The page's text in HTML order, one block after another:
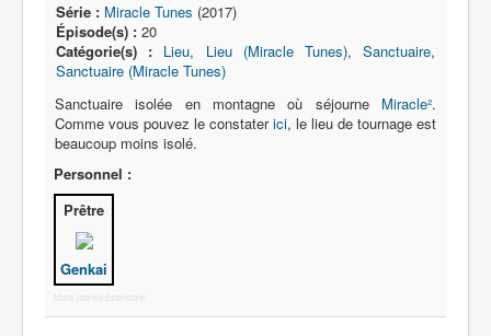
Série : Miracle Tunes (2017)
Épisode(s) : 20
Catégorie(s) : Lieu, Lieu (Miracle Tunes),Sanctuaire,
Sanctuaire (Miracle Tunes)
Sanctuaire isolée en montagne où séjourne Miracle².
Comme vous pouvez le constaterici, le lieu de tournage est
beaucoup moins isolé.
Personnel :
Prêtre
Genkai
More Joomla Extensions